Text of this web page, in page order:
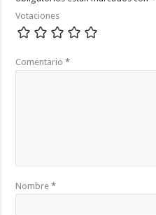
Votaciones
Comentario*
Nombre*